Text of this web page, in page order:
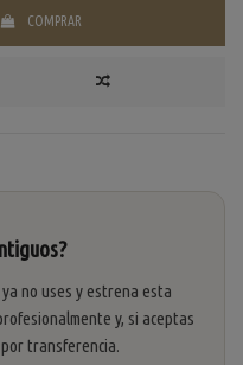
COMPRAR
no uses y estrena esta
y, si aceptas
transferencia.